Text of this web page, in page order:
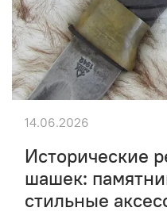
Исторические
шашек:
стильные
14.06.2026